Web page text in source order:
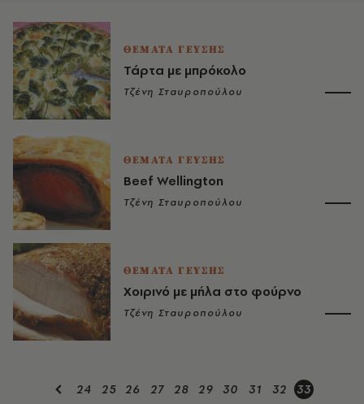
ΘΕΜΑΤΑ ΓΕΥΣΗΣ
Τάρτα με μπρόκολο
Τζένη Σταυροπούλου
ΘΕΜΑΤΑ ΓΕΥΣΗΣ
Beef Wellington
Τζένη Σταυροπούλου
ΘΕΜΑΤΑ ΓΕΥΣΗΣ
Χοιρινό με μήλα στο φούρνο
Τζένη Σταυροπούλου
24 25 26 27 28 29 30 31 32 33